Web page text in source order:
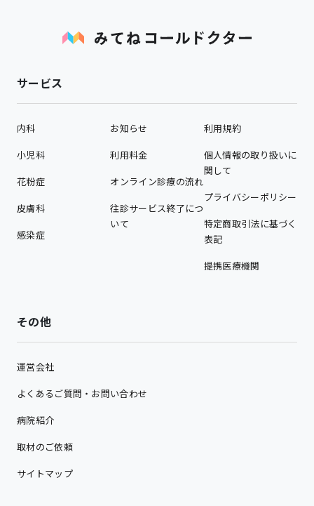
サービス
内科
小児科
花粉症
皮膚科
感染症
お知らせ
利用料金
オンライン診療の流れ
往診サービス終了につ
いて
利用規約
個人情報の取り扱いに
関して
プライバシーポリシー
特定商取引法に基づく
表記
提携医療機関
その他
運営会社
よくあるご質問・お問い合わせ
病院紹介
取材のご依頼
サイトマップ